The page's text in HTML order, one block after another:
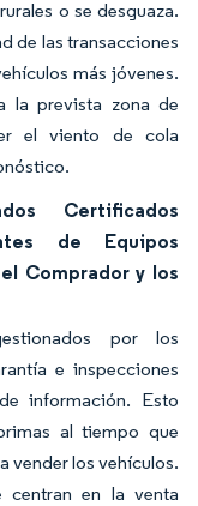
o se desguaza.
de las transacciones
más jóvenes.
la prevista zona de
el viento de cola
Certificados
de Equipos
Comprador y los
por los
e inspecciones
información. Esto
al tiempo que
vender los vehículos.
centran en la venta